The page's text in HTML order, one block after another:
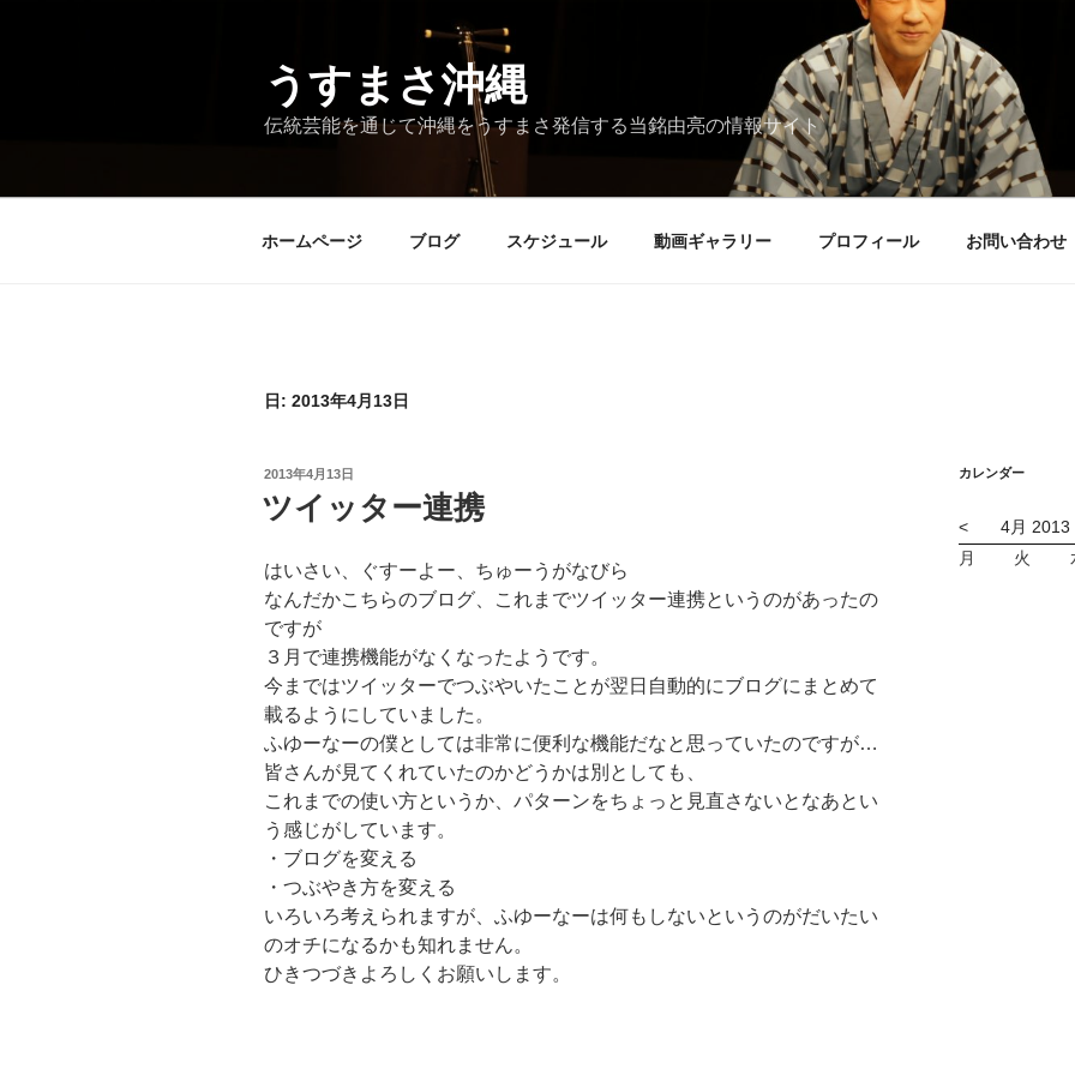
うすまさ沖縄
伝統芸能を通じて沖縄をうすまさ発信する当銘由亮の情報サイト
ホームページ ブログ スケジュール 動画ギャラリー プロフィール お問い合わせ
日: 2013年4月13日
投
日:
2013年4月13日
ツイッター連携
はいさい、ぐすーよー、ちゅーうがなびら
なんだかこちらのブログ、これまでツイッター連携というのがあったの
ですが
３月で連携機能がなくなったようです。
今まではツイッターでつぶやいたことが翌日自動的にブログにまとめて
載るようにしていました。
ふゆーなーの僕としては非常に便利な機能だなと思っていたのですが…
皆さんが見てくれていたのかどうかは別としても、
これまでの使い方というか、パターンをちょっと見直さないとなあとい
う感じがしています。
・ブログを変える
・つぶやき方を変える
いろいろ考えられますが、ふゆーなーは何もしないというのがだいたい
のオチになるかも知れません。
ひきつづきよろしくお願いします。
カレンダー
<
4月 2013
月
火